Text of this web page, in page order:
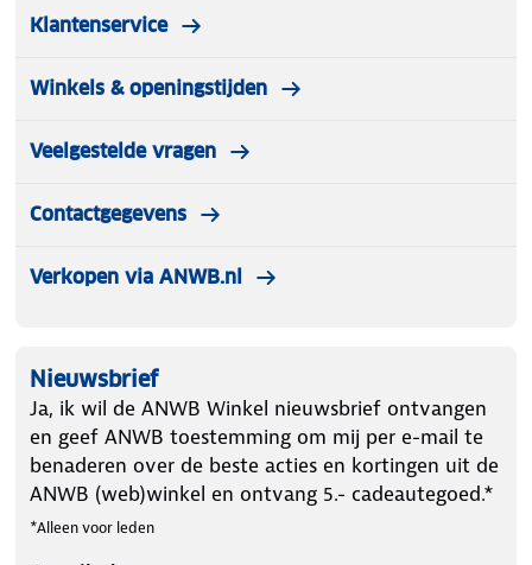
Klantenservice
Winkels & openingstijden
Veelgestelde vragen
Contactgegevens
Verkopen via ANWB.nl
Nieuwsbrief
Ja, ik wil de ANWB Winkel nieuwsbrief ontvangen
en geef ANWB toestemming om mij per e-mail te
benaderen over de beste acties en kortingen uit de
ANWB (web)winkel en ontvang 5.- cadeautegoed.*
*Alleen voor leden